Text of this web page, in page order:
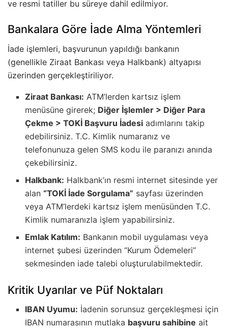
ve resmi tatiller bu süreye dahil edilmiyor.
Bankalara Göre İade Alma Yöntemleri
İade işlemleri, başvurunun yapıldığı bankanın
(genellikle Ziraat Bankası veya Halkbank) altyapısı
üzerinden gerçekleştiriliyor.
Ziraat Bankası: ATM’lerden kartsız işlem
menüsüne girerek; Diğer İşlemler > Diğer Para
Çekme > TOKİ Başvuru İadesi adımlarını takip
edebilirsiniz. T.C. Kimlik numaranız ve
telefonunuza gelen SMS kodu ile paranızı anında
çekebilirsiniz.
Halkbank: Halkbank’ın resmi internet sitesinde yer
alan“TOKİ İade Sorgulama” sayfası üzerinden
veya ATM’lerdeki kartsız işlem menüsünden T.C.
Kimlik numaranızla işlem yapabilirsiniz.
Emlak Katılım: Bankanın mobil uygulaması veya
internet şubesi üzerinden “Kurum Ödemeleri”
sekmesinden iade talebi oluşturulabilmektedir.
Kritik Uyarılar ve Püf Noktaları
IBAN Uyumu: İadenin sorunsuz gerçekleşmesi için
IBAN numarasının mutlaka başvuru sahibine ait